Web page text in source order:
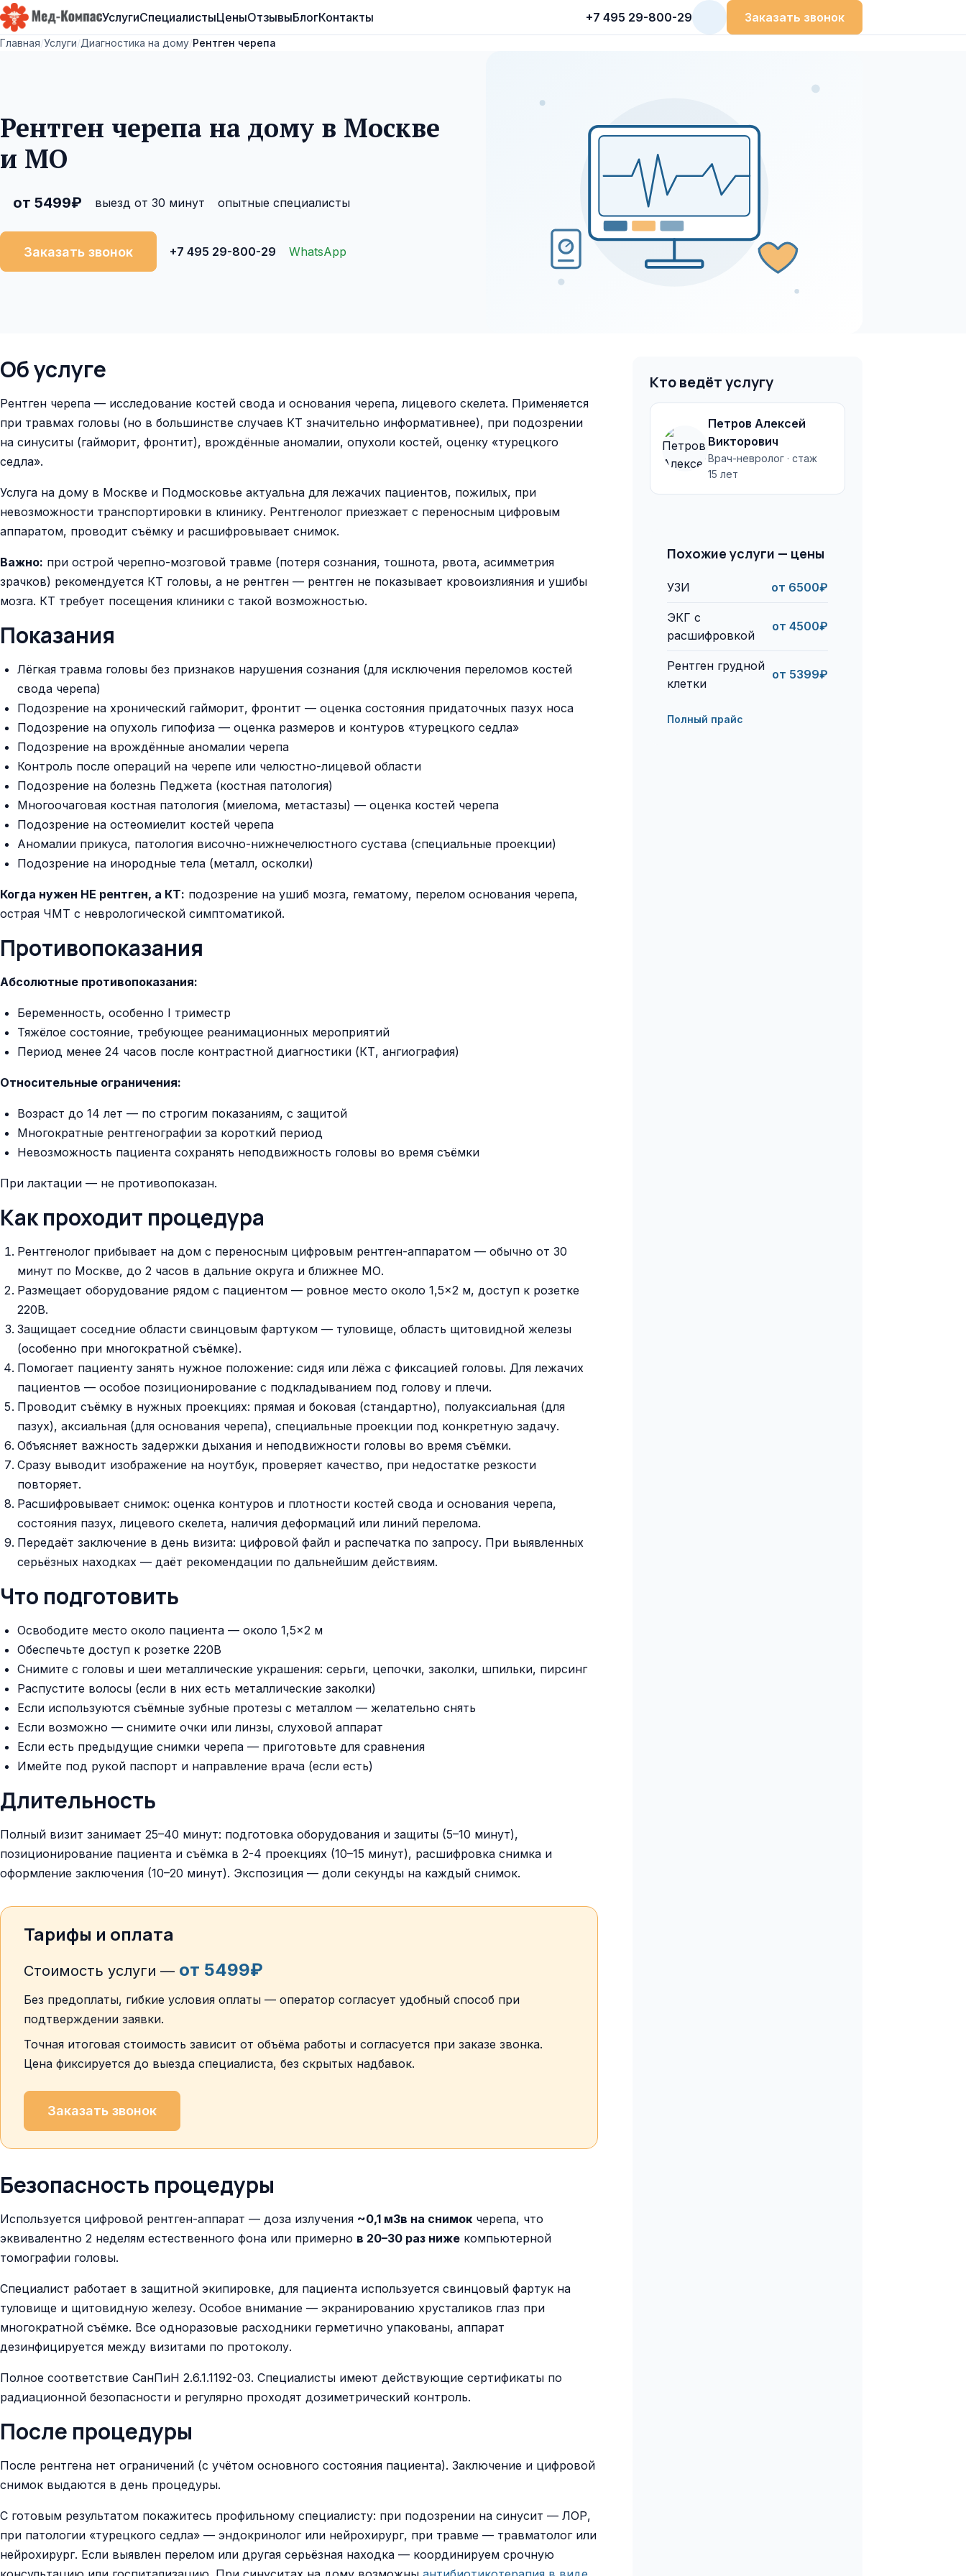
Мед-Компас
УслугиСпециалистыЦеныОтзывыБлогКонтакты +7 495 29-800-29 Заказать звонок
Главная/Услуги/Диагностика на дому/Рентген черепа
Рентген черепа на дому в Москве
и МО
от 5499₽ выезд от 30 минут опытные специалисты
Заказать звонок +7 495 29-800-29 WhatsApp
Об услуге
Рентген черепа — исследование костей свода и основания черепа, лицевого скелета. Применяется
при травмах головы (но в большинстве случаев КТ значительно информативнее), при подозрении
на синуситы (гайморит, фронтит), врождённые аномалии, опухоли костей, оценку «турецкого
седла».
Услуга на дому в Москве и Подмосковье актуальна для лежачих пациентов, пожилых, при
невозможности транспортировки в клинику. Рентгенолог приезжает с переносным цифровым
аппаратом, проводит съёмку и расшифровывает снимок.
Важно: при острой черепно-мозговой травме (потеря сознания, тошнота, рвота, асимметрия
зрачков) рекомендуется КТ головы, а не рентген — рентген не показывает кровоизлияния и ушибы
мозга. КТ требует посещения клиники с такой возможностью.
Показания
Лёгкая травма головы без признаков нарушения сознания (для исключения переломов костей
свода черепа)
Подозрение на хронический гайморит, фронтит — оценка состояния придаточных пазух носа
Подозрение на опухоль гипофиза — оценка размеров и контуров «турецкого седла»
Подозрение на врождённые аномалии черепа
Контроль после операций на черепе или челюстно-лицевой области
Подозрение на болезнь Педжета (костная патология)
Многоочаговая костная патология (миелома, метастазы) — оценка костей черепа
Подозрение на остеомиелит костей черепа
Аномалии прикуса, патология височно-нижнечелюстного сустава (специальные проекции)
Подозрение на инородные тела (металл, осколки)
Когда нужен НЕ рентген, а КТ: подозрение на ушиб мозга, гематому, перелом основания черепа,
острая ЧМТ с неврологической симптоматикой.
Противопоказания
Абсолютные противопоказания:
Беременность, особенно I триместр
Тяжёлое состояние, требующее реанимационных мероприятий
Период менее 24 часов после контрастной диагностики (КТ, ангиография)
Относительные ограничения:
Возраст до 14 лет — по строгим показаниям, с защитой
Многократные рентгенографии за короткий период
Невозможность пациента сохранять неподвижность головы во время съёмки
При лактации — не противопоказан.
Как проходит процедура
Рентгенолог прибывает на дом с переносным цифровым рентген-аппаратом — обычно от 30
минут по Москве, до 2 часов в дальние округа и ближнее МО.
Размещает оборудование рядом с пациентом — ровное место около 1,5×2 м, доступ к розетке
220В.
Защищает соседние области свинцовым фартуком — туловище, область щитовидной железы
(особенно при многократной съёмке).
Помогает пациенту занять нужное положение: сидя или лёжа с фиксацией головы. Для лежачих
пациентов — особое позиционирование с подкладыванием под голову и плечи.
Проводит съёмку в нужных проекциях: прямая и боковая (стандартно), полуаксиальная (для
пазух), аксиальная (для основания черепа), специальные проекции под конкретную задачу.
Объясняет важность задержки дыхания и неподвижности головы во время съёмки.
Сразу выводит изображение на ноутбук, проверяет качество, при недостатке резкости
повторяет.
Расшифровывает снимок: оценка контуров и плотности костей свода и основания черепа,
состояния пазух, лицевого скелета, наличия деформаций или линий перелома.
Передаёт заключение в день визита: цифровой файл и распечатка по запросу. При выявленных
серьёзных находках — даёт рекомендации по дальнейшим действиям.
Что подготовить
Освободите место около пациента — около 1,5×2 м
Обеспечьте доступ к розетке 220В
Снимите с головы и шеи металлические украшения: серьги, цепочки, заколки, шпильки, пирсинг
Распустите волосы (если в них есть металлические заколки)
Если используются съёмные зубные протезы с металлом — желательно снять
Если возможно — снимите очки или линзы, слуховой аппарат
Если есть предыдущие снимки черепа — приготовьте для сравнения
Имейте под рукой паспорт и направление врача (если есть)
Длительность
Полный визит занимает 25–40 минут: подготовка оборудования и защиты (5–10 минут),
позиционирование пациента и съёмка в 2-4 проекциях (10–15 минут), расшифровка снимка и
оформление заключения (10–20 минут). Экспозиция — доли секунды на каждый снимок.
Тарифы и оплата
Стоимость услуги — от 5499₽
Без предоплаты, гибкие условия оплаты — оператор согласует удобный способ при
подтверждении заявки.
Точная итоговая стоимость зависит от объёма работы и согласуется при заказе звонка.
Цена фиксируется до выезда специалиста, без скрытых надбавок.
Заказать звонок
Безопасность процедуры
Используется цифровой рентген-аппарат — доза излучения ~0,1 мЗв на снимок черепа, что
эквивалентно 2 неделям естественного фона или примерно в 20–30 раз ниже компьютерной
томографии головы.
Специалист работает в защитной экипировке, для пациента используется свинцовый фартук на
туловище и щитовидную железу. Особое внимание — экранированию хрусталиков глаз при
многократной съёмке. Все одноразовые расходники герметично упакованы, аппарат
дезинфицируется между визитами по протоколу.
Полное соответствие СанПиН 2.6.1.1192-03. Специалисты имеют действующие сертификаты по
радиационной безопасности и регулярно проходят дозиметрический контроль.
После процедуры
После рентгена нет ограничений (с учётом основного состояния пациента). Заключение и цифровой
снимок выдаются в день процедуры.
С готовым результатом покажитесь профильному специалисту: при подозрении на синусит — ЛОР,
при патологии «турецкого седла» — эндокринолог или нейрохирург, при травме — травматолог или
нейрохирург. Если выявлен перелом или другая серьёзная находка — координируем срочную
Кто ведёт услугу
Петров Алексей
Викторович
Врач-невролог · стаж
15 лет
Похожие услуги — цены
УЗИ от 6500₽
ЭКГ с
расшифровкой
от 4500₽
Рентген грудной
клетки
от 5399₽
Полный прайс